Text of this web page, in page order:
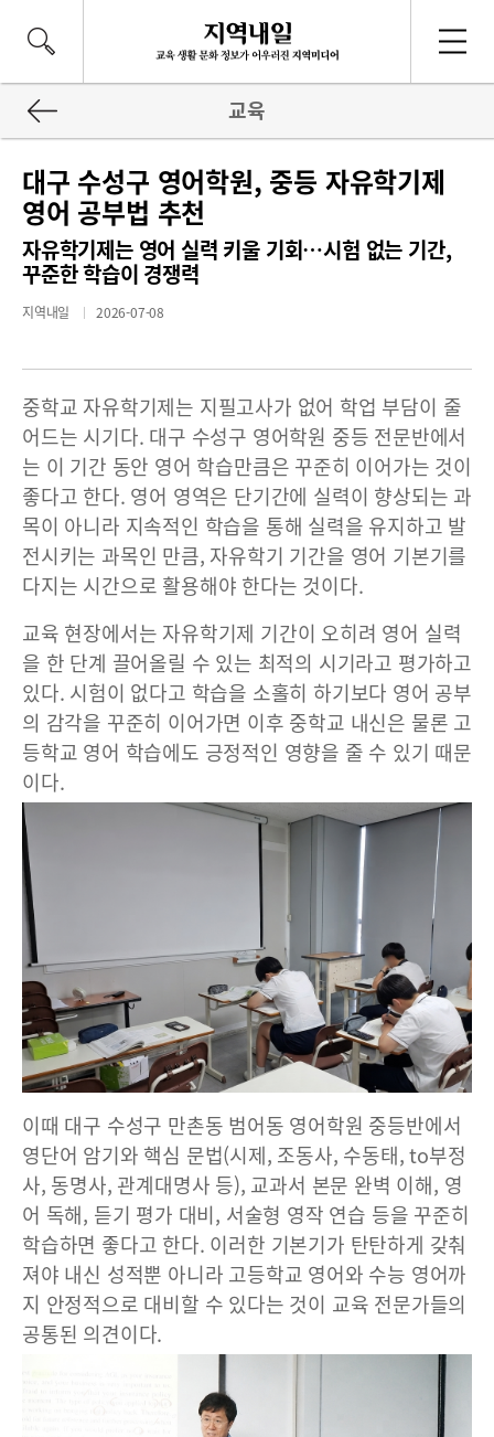
교육
대구 수성구 영어학원, 중등 자유학기제
영어 공부법 추천
자유학기제는 영어 실력 키울 기회…시험 없는 기간,
꾸준한 학습이 경쟁력
지역내일 2026-07-08
중학교 자유학기제는 지필고사가 없어 학업 부담이 줄
어드는 시기다. 대구 수성구 영어학원 중등 전문반에서
는 이 기간 동안 영어 학습만큼은 꾸준히 이어가는 것이
좋다고 한다. 영어 영역은 단기간에 실력이 향상되는 과
목이 아니라 지속적인 학습을 통해 실력을 유지하고 발
전시키는 과목인 만큼, 자유학기 기간을 영어 기본기를
다지는 시간으로 활용해야 한다는 것이다.
교육 현장에서는 자유학기제 기간이 오히려 영어 실력
을 한 단계 끌어올릴 수 있는 최적의 시기라고 평가하고
있다. 시험이 없다고 학습을 소홀히 하기보다 영어 공부
의 감각을 꾸준히 이어가면 이후 중학교 내신은 물론 고
등학교 영어 학습에도 긍정적인 영향을 줄 수 있기 때문
이다.
이때 대구 수성구 만촌동 범어동 영어학원 중등반에서
영단어 암기와 핵심 문법(시제, 조동사, 수동태, to부정
사, 동명사, 관계대명사 등), 교과서 본문 완벽 이해, 영
어 독해, 듣기 평가 대비, 서술형 영작 연습 등을 꾸준히
학습하면 좋다고 한다. 이러한 기본기가 탄탄하게 갖춰
져야 내신 성적뿐 아니라 고등학교 영어와 수능 영어까
지 안정적으로 대비할 수 있다는 것이 교육 전문가들의
공통된 의견이다.